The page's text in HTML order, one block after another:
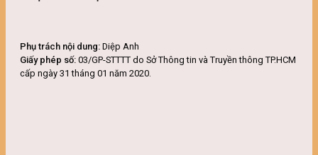
Phụ trách nội dung: Diệp Anh
Giấy phép số: 03/GP-STTTT do Sở Thông tin và Truyền thông TP.HCM
cấp ngày 31 tháng 01 năm 2020.